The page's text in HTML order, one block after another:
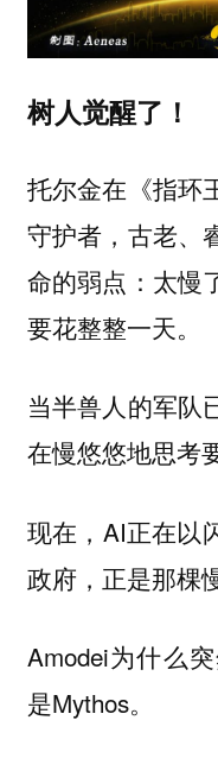
树人觉醒了！
托尔金在《指环
守护者，古老、
命的弱点：太慢
要花整整一天。
当半兽人的军队
在慢悠悠地思考
现在，AI正在以
政府，正是那棵
Amodei为什么
是Mythos。